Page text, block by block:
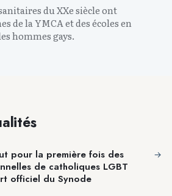
du XXe siècle ont
de la YMCA et des écoles en
hommes gays.
pour la première fois des
de catholiques LGBT
officiel du Synode
→